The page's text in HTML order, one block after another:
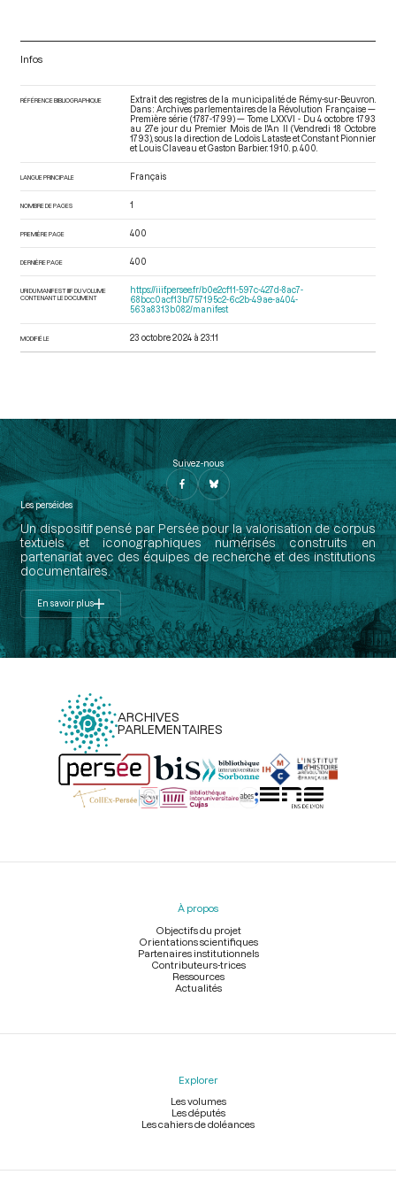
Infos
RÉFÉRENCE BIBLIOGRAPHIQUE
Extrait des registres de la municipalité de Rémy-sur-Beuvron.
Dans : Archives parlementaires de la Révolution Française —
Première série (1787-1799) — Tome LXXVI - Du 4 octobre 1793
au 27e jour du Premier Mois de l'An II (Vendredi 18 Octobre
1793) , sous la direction de Lodoïs Lataste et Constant Pionnier
et Louis Claveau et Gaston Barbier. 1910. p. 400.
LANGUE PRINCIPALE Français
NOMBRE DE PAGES 1
PREMIÈRE PAGE 400
DERNIÈRE PAGE 400
URI DU MANIFEST IIIF DU VOLUME
CONTENANT LE DOCUMENT
https://iiif.persee.fr/b0e2cf11-597c-427d-8ac7-
68bcc0acf13b/757195c2-6c2b-49ae-a404-
563a8313b082/manifest
MODIFIÉ LE 23 octobre 2024 à 23:11
Suivez-nous
Les perséides
Un dispositif pensé par Persée pour la valorisation de corpus
textuels et iconographiques numérisés construits en
partenariat avec des équipes de recherche et des institutions
documentaires.
En savoir plus
ARCHIVES
PARLEMENTAIRES
Menu
À propos
Objectifs du projet
Orientations scientifiques
Partenaires institutionnels
Contributeurs-trices
Ressources
Actualités
Explorer
Les volumes
Les députés
Les cahiers de doléances